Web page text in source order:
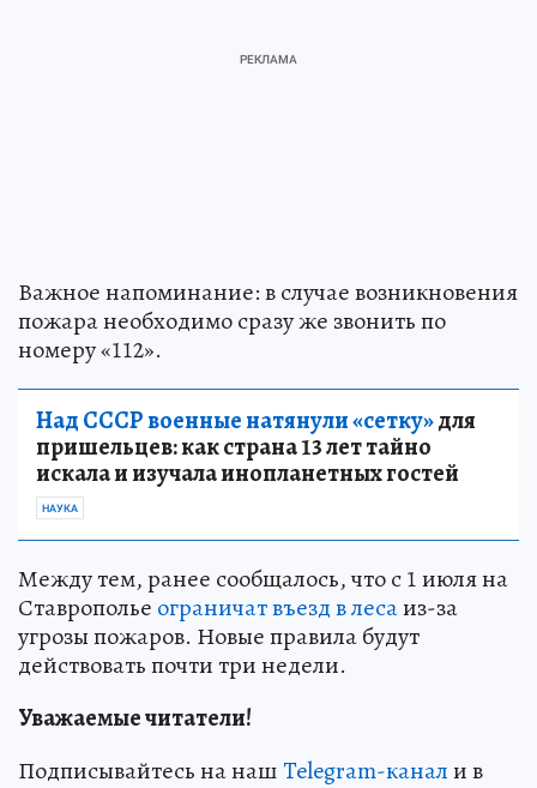
Важное напоминание: в случае возникновения
пожара необходимо сразу же звонить по
номеру «112».
Над СССР военные натянули «сетку»для
пришельцев: как страна 13 лет тайно
искала и изучала инопланетных гостей
НАУКА
Между тем, ранее сообщалось, что с 1 июля на
Ставрополье ограничат въезд в лесаиз-за
угрозы пожаров. Новые правила будут
действовать почти три недели.
Уважаемые читатели!
Подписывайтесь на нашTelegram-канали в